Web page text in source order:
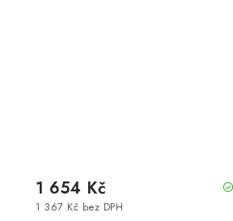
1 367 Kč bez DPH
1 654 Kč